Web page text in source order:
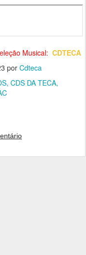
Musical: CDTECA
por Cdteca
CDS DA TECA